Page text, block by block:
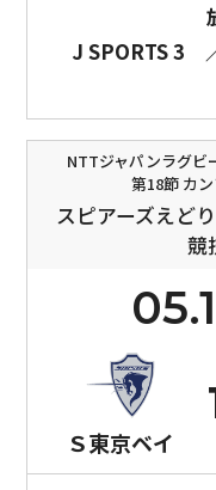
J SPORTS 3
NTTジャパンラグビ
第18節 カ
スピアーズえど
競
Ｓ東京ベイ